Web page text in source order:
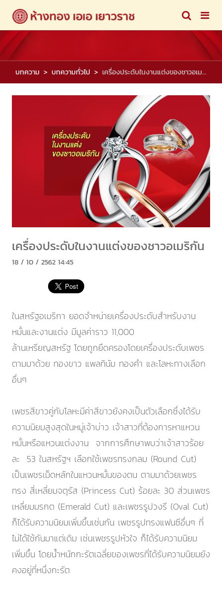
บทความ บทความทั่วไป เครื่องประดับในงานแต่งของชาวอเมริกัน
เครื่องประดับในงานแต่งของชาวอเมริกัน
18 / 10 / 2562 14:45
ในสหรัฐอเมริกา ยอดจําหน่ายเครื่องประดับสําหรับงาน
หมั้นและงานแต่ง มีมูลค่าราว 11,000
ล้านเหรียญสหรัฐ โดยถูกยึดครองโดยเครื่องประดับเพชร
ตามมาด้วย ทองขาว แพลทินัม ทองคํา และโลหะทางเลือก
อื่นๆ
เพชรสีขาวคู่กับโลหะมีค่าสีขาวยังคงเป็นตัวเลือกซึ่งได้รับ
ความนิยมสูงสุดในหมู่เจ้าบ่าว เจ้าสาวที่ต้องการหาแหวน
หมั้นหรือแหวนแต่งงาน จากการศึกษาพบว่าเจ้าสาวร้อย
ละ 53 ในสหรัฐฯ เลือกใช้เพชรทรงกลม (Round Cut)
เป็นเพชรเม็ดหลักในแหวนหมั้นของตน ตามมาด้วยเพชร
ทรง สี่เหลี่ยมจตุรัส (Princess Cut) ร้อยละ 30 ส่วนเพชร
เหลี่ยมมรกต (Emerald Cut) และเพชรรูปวงรี (Oval Cut)
ก็ได้รับความนิยมเพิ่มขึ้นเช่นกัน เพชรรูปทรงแฟนซีอื่นๆ ที่
ไม่ได้ใช้กันมาแต่เดิม เช่นเพชรรูปหัวใจ ก็ได้รับความนิยม
เพิ่มขึ้น โดยน้ำหนักกะรัตเฉลี่ยของเพชรที่ได้รับความนิยมยัง
คงอยู่ที่หนึ่งกะรัต